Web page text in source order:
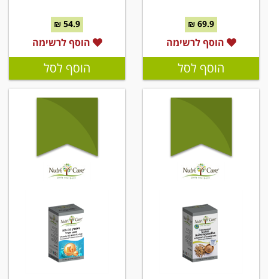
69.9 ₪
הוסף לרשימה
הוסף לסל
54.9 ₪
הוסף לרשימה
הוסף לסל